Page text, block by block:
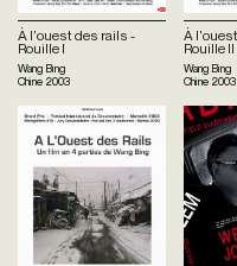
À l'ouest des rails -
Rouille I
Wang Bing
Chine 2003
À
Rouille II
Wang Bing
Chine 2003